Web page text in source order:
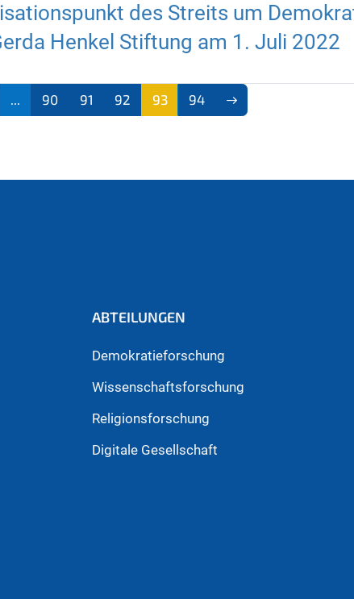
des Streits um
Henkel Stiftung am 1. Juli 2022
... 90 91 92
93
94
ABTEILUNGEN
Demokratieforschung
Wissenschaftsforschung
Religionsforschung
Digitale Gesellschaft